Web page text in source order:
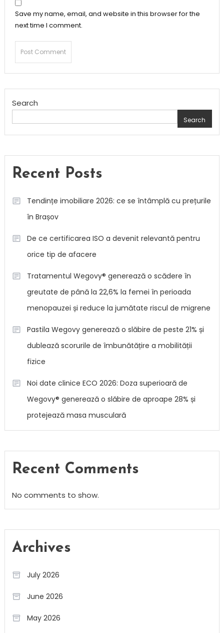
Save my name, email, and website in this browser for the
next time I comment.
Search
Search
Recent Posts
Tendințe imobiliare 2026: ce se întâmplă cu prețurile
în Brașov
De ce certificarea ISO a devenit relevantă pentru
orice tip de afacere
Tratamentul Wegovy® generează o scădere în
greutate de până la 22,6% la femei în perioada
menopauzei și reduce la jumătate riscul de migrene
Pastila Wegovy generează o slăbire de peste 21% și
dublează scorurile de îmbunătățire a mobilității
fizice
Noi date clinice ECO 2026: Doza superioară de
Wegovy® generează o slăbire de aproape 28% și
protejează masa musculară
Recent Comments
No comments to show.
Archives
July 2026
June 2026
May 2026